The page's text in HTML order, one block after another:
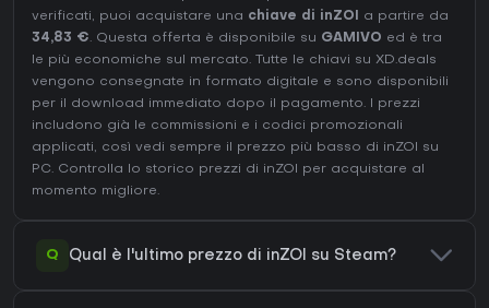
verificati, puoi acquistare una chiave di inZOI
a partire da
34,83 €. Questa offerta è disponibile su GAMIVO ed è tra
le più economiche sul mercato. Tutte le chiavi su XD.deals
vengono consegnate in formato digitale e sono disponibili
per il download immediato dopo il pagamento. I prezzi
includono già le commissioni e i codici promozionali
applicati, così vedi sempre il prezzo più basso di inZOI su
PC. Controlla lo storico prezzi di inZOI
per acquistare al
momento migliore.
Q Qual è l'ultimo prezzo di inZOI su Steam?